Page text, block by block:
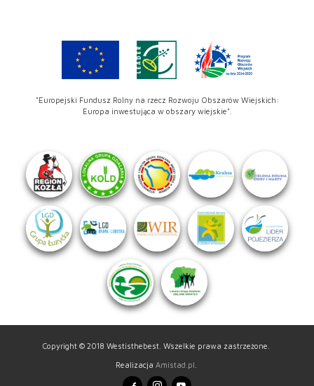
"Europejski Fundusz Rolny na rzecz Rozwoju Obszarów Wiejskich:
Europa inwestująca w obszary wiejskie".
Copyright © 2018 Westisthebest. Wszelkie prawa zastrzeżone.
Realizacja Amistad.pl